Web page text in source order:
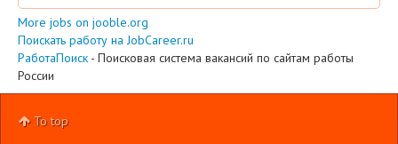
More jobs on jooble.org
Поискать работу на JobCareer.ru
РаботаПоиск - Поисковая система вакансий по сайтам работы
России
To top